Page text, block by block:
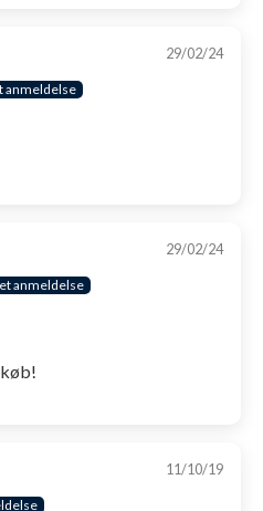
29/02/24
29/02/24
11/10/19